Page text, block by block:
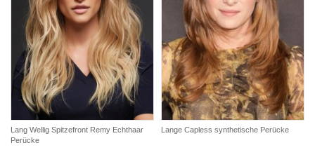
Lang Wellig Spitzefront Remy Echthaar
Perücke
Lange Capless synthetische Perücke